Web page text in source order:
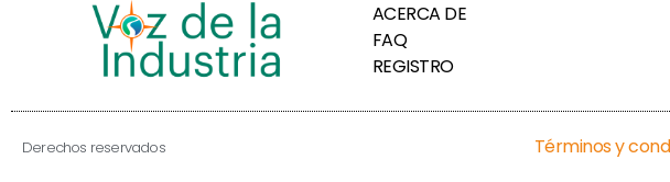
ACERCA DE
FAQ
REGISTRO
Derechos reservados Términos y